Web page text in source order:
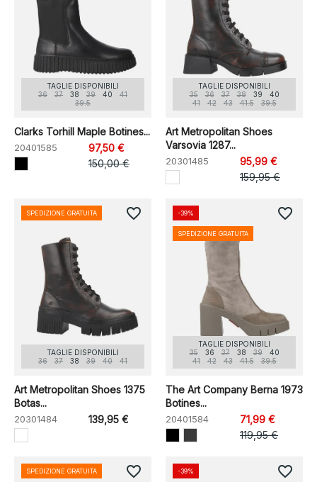
TAGLIE DISPONIBILI
36
37 38 39 40
41
39.5
Clarks Torhill Maple Botines...
20401585
97,50 €
150,00 €
TAGLIE DISPONIBILI
35
36 37 38 39
40
41
42 43 41.5 39.5
Art Metropolitan Shoes
Varsovia 1287...
20301485
95,99 €
159,95 €
TAGLIE DISPONIBILI
36
37 38 39 40 41
Art Metropolitan Shoes 1375
Botas...
20301484 139,95 €
SPEDIZIONE GRATUITA favorite_border
TAGLIE DISPONIBILI
35
36 37 38 39
40
41
42 43 41.5 39.5
The Art Company Berna 1973
Botines...
20401584
71,99 €
119,95 €
-39%
SPEDIZIONE GRATUITA
favorite_border
SPEDIZIONE GRATUITA favorite_border -39% favorite_border